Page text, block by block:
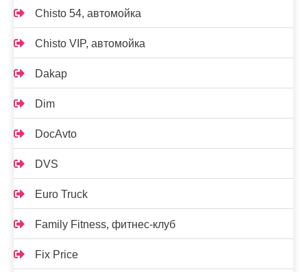
Chisto 54, автомойка
Chisto VIP, автомойка
Dakap
Dim
DocAvto
DVS
Euro Truck
Family Fitness, фитнес-клуб
Fix Price